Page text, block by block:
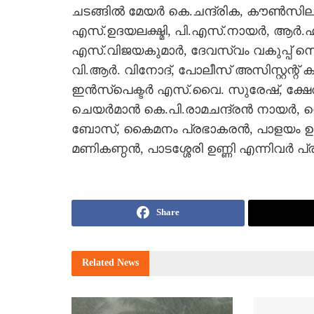
ചടങ്ങില്‍ മേയര്‍ കെ.ചന്ദ്രിക,
എസ്.ഉദയലക്ഷ്മി, പി.എസ്.നായര്‍,
എസ്.വിജയകുമാര്‍, ദേവസ്വം വകുപ്പ്
വി.ആര്‍. വിനോദ്, പോലീസ്
ഇന്‍സ്‌പെക്ടര്‍ എസ്.വൈ. സുരേഷ്,
ചെയര്‍മാന്‍ കെ.പി.രാമചന്ദ്രന്‍
ബോസ്, കൈമനം പ്രഭാകരന്‍, പാളയം
മണികണ്ഠന്‍, പാടശ്ശേരി ഉണ്ണി എന്നിവര്‍
Share
Related News